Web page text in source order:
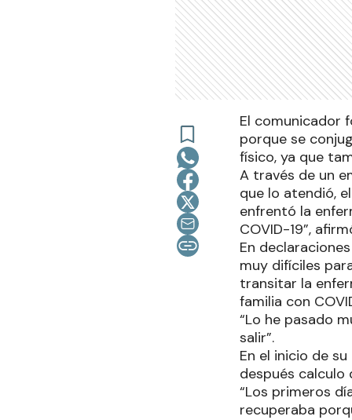
El comunicador
porque se
físico, ya que
A través de un
que lo atendió,
enfrentó la
COVID-19”,
En
muy difíciles
transitar la
familia con
“Lo he pasado
salir”.
En el inicio de
después calculo
“Los primeros
recuperaba